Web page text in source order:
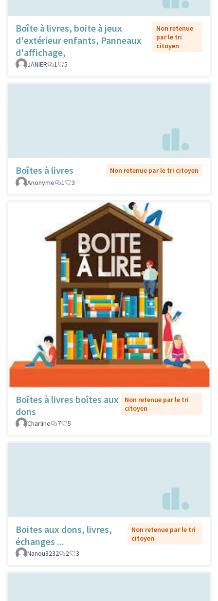
Boîte à livres, boite à jeux
d'extérieur enfants, Panneaux
d'affichage,
Non retenue
par le tri
citoyen
JANIER 1 5
Boîtes à livres
Non retenue par le tri citoyen
Anonyme
1 3
Boîtes à livres boîtes aux
dons
Non retenue par le tri
citoyen
Charline
7 5
Boites aux dons, livres,
échanges ...
Non retenue par le tri
citoyen
Nanou3232
2 3